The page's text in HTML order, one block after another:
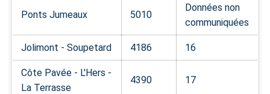
Ponts Jumeaux 5010
Données non
communiquées
Jolimont - Soupetard 4186 16
Côte Pavée - L'Hers -
La Terrasse
4390 17